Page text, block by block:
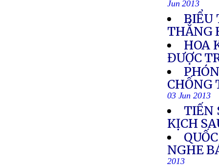
Jun 2013
BIỂU
THẲNG
HOA
ĐƯỢC
CHỐNG
03 Jun 2013
TIẾN
KỊCH
NGHE